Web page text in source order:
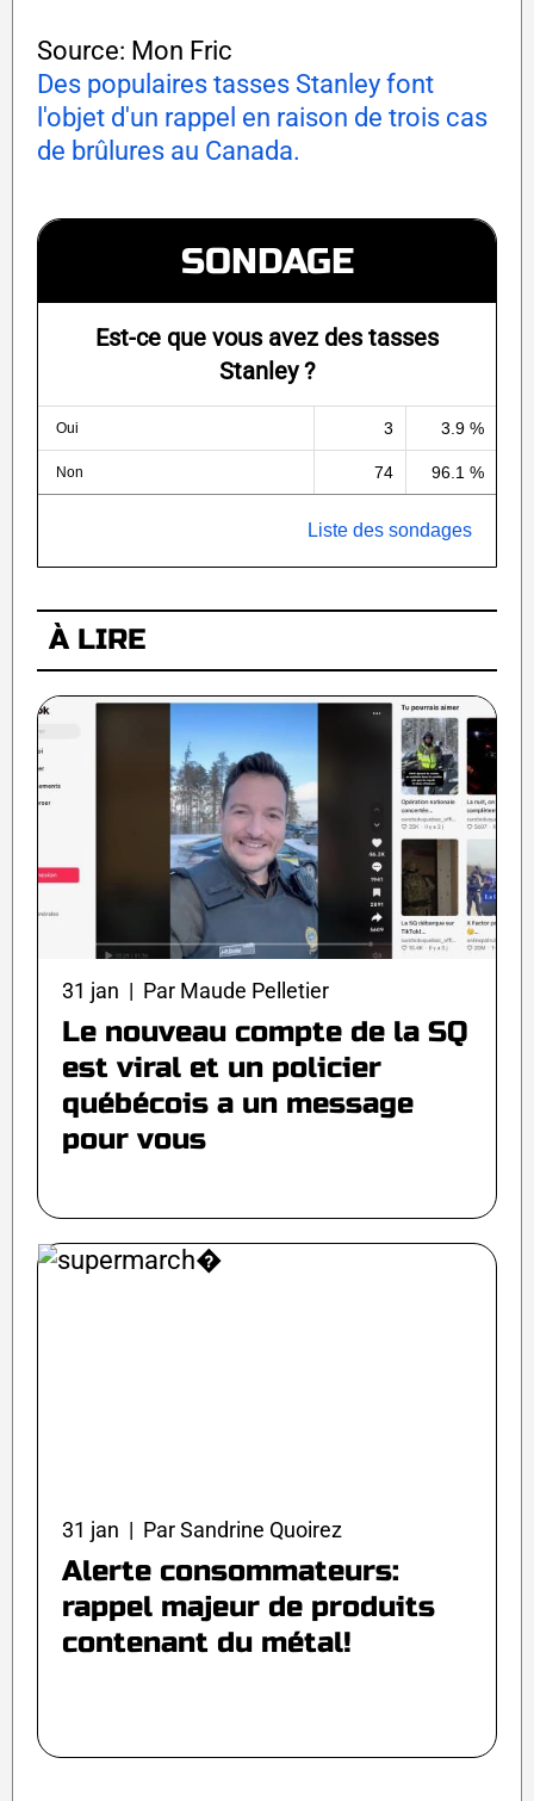
Source: Mon Fric
Des populaires tasses Stanley font
l'objet d'un rappel en raison de trois cas
de brûlures au Canada.
SONDAGE
Est-ce que vous avez des tasses
Stanley ?
Oui 3 3.9 %
Non 74 96.1 %
Liste des sondages
À LIRE
31 jan | Par Maude Pelletier
Le nouveau compte de la SQ
est viral et un policier
québécois a un message
pour vous
31 jan | Par Sandrine Quoirez
Alerte consommateurs:
rappel majeur de produits
contenant du métal!